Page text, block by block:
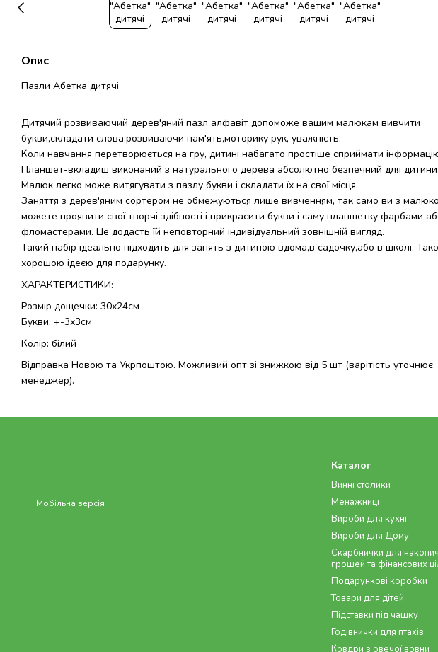
Опис
Пазли Абетка дитячі
Дитячий розвиваючий дерев'яний пазл алфавіт допоможе вашим малюкам вивчити
букви,складати слова,розвиваючи пам'ять,моторику рук, уважність.
Коли навчання перетворюється на гру, дитині набагато простіше сприймати
Планшет-вкладиш виконаний з натурального дерева абсолютно безпечний для дитини.
Малюк легко може витягувати з пазлу букви і складати їх на свої місця.
Заняття з дерев'яним сортером не обмежуються лише вивченням, так само ви з
можете проявити свої творчі здібності і прикрасити букви і саму планшетку фарбами
фломастерами. Це додасть їй неповторний індивідуальний зовнішній вигляд.
Такий набір ідеально підходить для занять з дитиною вдома,в садочку,або в школі.
хорошою ідеєю для подарунку.
ХАРАКТЕРИСТИКИ:
Розмір дощечки: 30х24см
Букви: +-3х3см
Колір: білий
Відправка Новою та Укрпоштою. Можливий опт зі знижкою від 5 шт (варітість уточнює
менеджер).
Мобільна версія
Каталог
Винні столики
Менажниці
Вироби для кухні
Вироби для Дому
Скарбнички для
грошей та фінансових
Подарункові коробки
Товари для дітей
Підставки під чашку
Годівнички для птахів
Ковдри з овечої вовни